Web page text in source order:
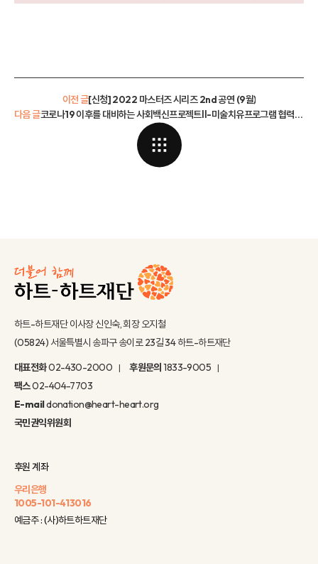
이전 글[신청] 2022 마스터즈 시리즈 2nd 공연 (9월)
코로나19 이후를 대비하는 사회백신프로젝트Ⅱ-미술치유프로그램 협력기관 선정 공고
다음 글
하트-하트재단 이사장 신인숙, 회장 오지철
(05824) 서울특별시 송파구 송이로 23길 34 하트-하트재단
대표전화02-430-2000 후원문의 1833-9005
팩스02-404-7703
E-maildonation@heart-heart.org
국민권익위원회
후원 계좌
우리은행
1005-101-413016
예금주 : (사)하트하트재단